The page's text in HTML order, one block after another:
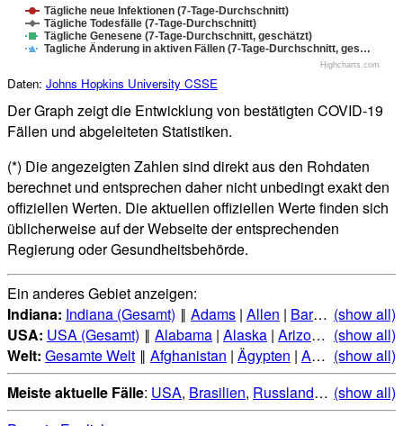
Tägliche neue Infektionen (7-Tage-Durchschnitt)
Tägliche Todesfälle (7-Tage-Durchschnitt)
Tägliche Genesene (7-Tage-Durchschnitt, geschätzt)
Tagliche Änderung in aktiven Fällen (7-Tage-Durchschnitt, ges…
Highcharts.com
Daten: Johns Hopkins University CSSE
Der Graph zeigt die Entwicklung von bestätigten COVID-19
Fällen und abgeleiteten Statistiken.
(*) Die angezeigten Zahlen sind direkt aus den Rohdaten
berechnet und entsprechen daher nicht unbedingt exakt den
offiziellen Werten. Die aktuellen offiziellen Werte finden sich
üblicherweise auf der Webseite der entsprechenden
Regierung oder Gesundheitsbehörde.
Ein anderes Gebiet anzeigen:
Indiana: Indiana (Gesamt) ‖ Adams | Allen | Bartholomew |
(show all)
USA: USA (Gesamt) ‖ Alabama | Alaska | Arizona |Arkansas
(show all)
Welt: Gesamte Welt ‖ Afghanistan | Ägypten | Albanien |
(show all)
Meiste aktuelle Fälle: USA, Brasilien, Russland,Indien,
(show all)